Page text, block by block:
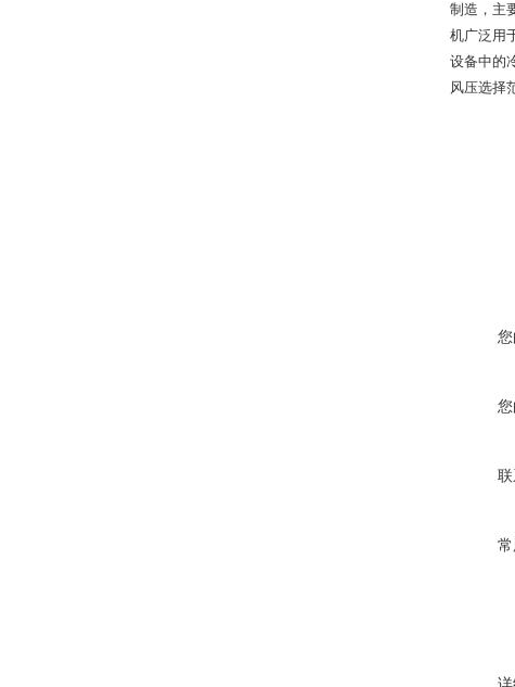
制造，主
机广泛用
设备中的
风压选择
您
您
联
常